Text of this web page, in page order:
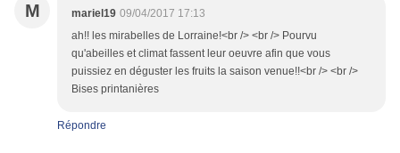
M mariel19 09/04/2017 17:13
ah!! les mirabelles de Lorraine!<br /> <br /> Pourvu
qu'abeilles et climat fassent leur oeuvre afin que vous
puissiez en déguster les fruits la saison venue!!<br /> <br />
Bises printanières
Répondre